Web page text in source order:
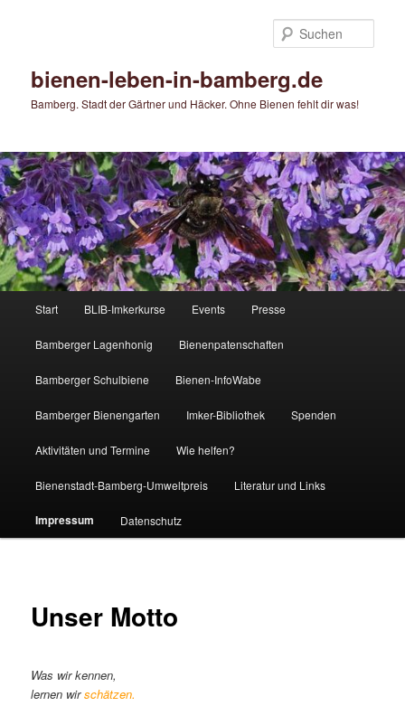
bienen-leben-in-bamberg.de
Bamberg. Stadt der Gärtner und Häcker. Ohne Bienen fehlt dir was!
Start BLIB-Imkerkurse Events Presse
Bamberger Lagenhonig Bienenpatenschaften
Bamberger Schulbiene Bienen-InfoWabe
Bamberger Bienengarten Imker-Bibliothek Spenden
Aktivitäten und Termine Wie helfen?
Bienenstadt-Bamberg-Umweltpreis Literatur und Links
Impressum Datenschutz
Unser Motto
Was wir kennen,
lernen wirschätzen.